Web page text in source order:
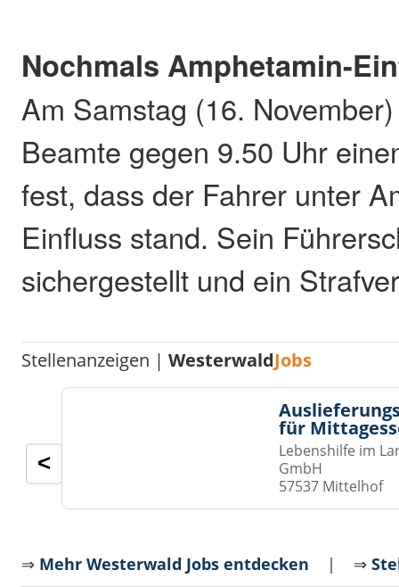
Nochmals Amphetamin-
Am Samstag (16.
Beamte gegen 9.50 Uhr
fest, dass der Fahrer unter
Einfluss stand. Sein
sichergestellt und ein
Stellenanzeigen |WesterwaldJobs
für
Lebenshilfe im
GmbH
57537 Mittelhof
<
⇒ Mehr Westerwald Jobs entdecken | ⇒